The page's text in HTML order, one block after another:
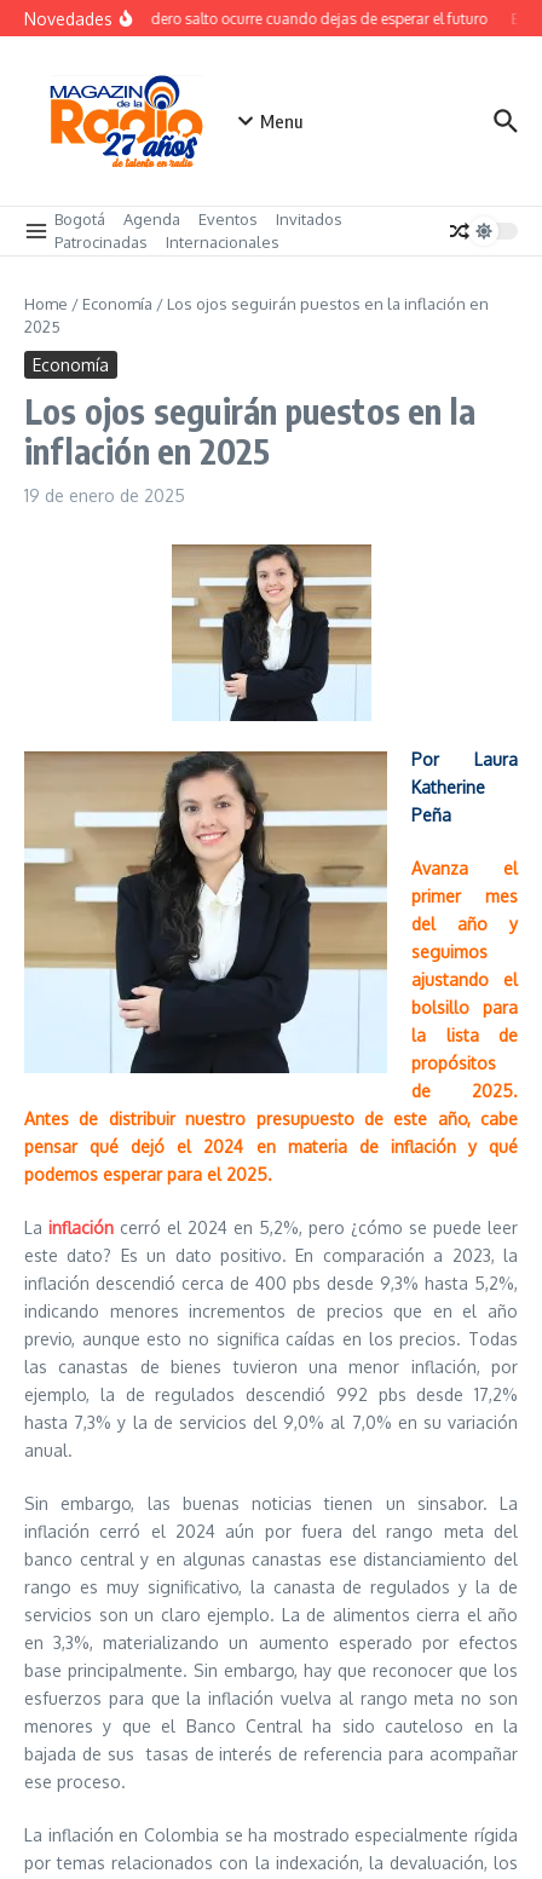
Saltar al contenido
NovedadesEl verdadero salto ocurre cuando dejas de esperar el futuro El
Menu
Bogotá Agenda Eventos
Invitados
Patrocinadas
Internacionales
Home / Economía / Los ojos seguirán puestos en la inflación en
2025
Economía
Los ojos seguirán puestos en la
inflación en 2025
19 de enero de 2025
Por Laura
Katherine
Peña
Avanza el
primer mes
del año y
seguimos
ajustando el
bolsillo para
la lista de
propósitos
de 2025.
Antes de distribuir nuestro presupuesto de este año, cabe
pensar qué dejó el 2024 en materia de inflación y qué
podemos esperar para el 2025.
La inflación cerró el 2024 en 5,2%, pero ¿cómo se puede leer
este dato? Es un dato positivo. En comparación a 2023, la
inflación descendió cerca de 400 pbs desde 9,3% hasta 5,2%,
indicando menores incrementos de precios que en el año
previo, aunque esto no significa caídas en los precios. Todas
las canastas de bienes tuvieron una menor inflación, por
ejemplo, la de regulados descendió 992 pbs desde 17,2%
hasta 7,3% y la de servicios del 9,0% al 7,0% en su variación
anual.
Sin embargo, las buenas noticias tienen un sinsabor. La
inflación cerró el 2024 aún por fuera del rango meta del
banco central y en algunas canastas ese distanciamiento del
rango es muy significativo, la canasta de regulados y la de
servicios son un claro ejemplo. La de alimentos cierra el año
en 3,3%, materializando un aumento esperado por efectos
base principalmente. Sin embargo, hay que reconocer que los
esfuerzos para que la inflación vuelva al rango meta no son
menores y que el Banco Central ha sido cauteloso en la
bajada de sus tasas de interés de referencia para acompañar
ese proceso.
La inflación en Colombia se ha mostrado especialmente rígida
por temas relacionados con la indexación, la devaluación, los